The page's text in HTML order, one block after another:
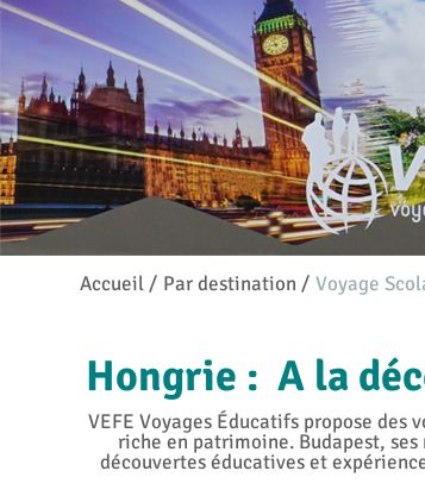
Accueil/ Par destination / Voyage
Hongrie : A la
VEFE Voyages Éducatifs propose
riche en patrimoine. Budapest,
découvertes éducatives et